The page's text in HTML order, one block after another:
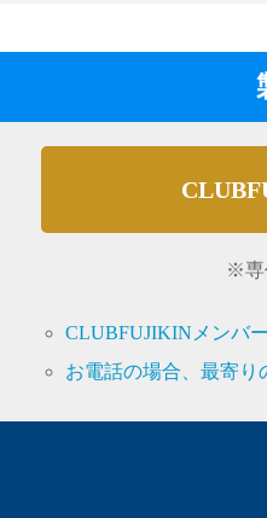
※専
CLUBFUJIKINメンバ
お電話の場合、最寄り